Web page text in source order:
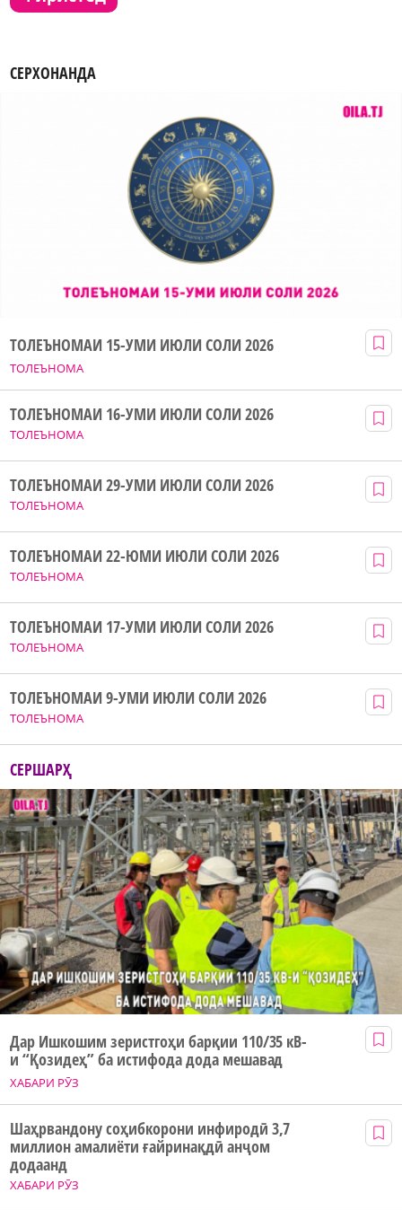
СЕРХОНАНДА
ТОЛЕЪНОМА
ТОЛЕЪНОМАИ 15-УМИ ИЮЛИ СОЛИ 2026
ТОЛЕЪНОМА
ТОЛЕЪНОМАИ 16-УМИ ИЮЛИ СОЛИ 2026
ТОЛЕЪНОМА
ТОЛЕЪНОМАИ 29-УМИ ИЮЛИ СОЛИ 2026
ТОЛЕЪНОМА
ТОЛЕЪНОМАИ 22-ЮМИ ИЮЛИ СОЛИ 2026
ТОЛЕЪНОМА
ТОЛЕЪНОМАИ 17-УМИ ИЮЛИ СОЛИ 2026
ТОЛЕЪНОМА
ТОЛЕЪНОМАИ 9-УМИ ИЮЛИ СОЛИ 2026
СЕРШАРҲ
ХАБАРИ РӮЗ
Дар Ишкошим зеристгоҳи барқии 110/35 кВ-
и “Қозидеҳ” ба истифода дода мешавад
ХАБАРИ РӮЗ
Шаҳрвандону соҳибкорони инфиродӣ 3,7
миллион амалиёти ғайринақдӣ анҷом
додаанд